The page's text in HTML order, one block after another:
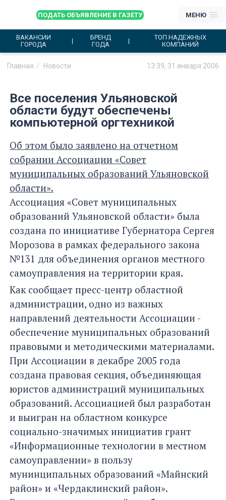
ПОДАТЬ ОБЪЯВЛЕНИЕ В ГАЗЕТУ МЕНЮ
ВАКАНСИИ
ГОРОДА
БРЕНД
ГОДА
ТОП НАДЕЖНЫХ
КОМПАНИЙ
Главная Новости 13:39, 31 января 2006
Все поселения Ульяновской
области будут обеспечены
компьютерной оргтехникой
Об этом было заявлено на отчетном
собрании Ассоциации «Совет
муниципальных образований Ульяновской
области».
Ассоциация «Совет муниципальных
образований Ульяновской области» была
создана по инициативе Губернатора Сергея
Морозова в рамках федерального закона
№131 для объединения органов местного
самоуправления на территории края.
Как сообщает пресс-центр областной
администрации, одно из важных
направлений деятельности Ассоциации -
обеспечение муниципальных образований
правовыми и методическими материалами.
При Ассоциации в декабре 2005 года
создана правовая секция, объединяющая
юристов администраций муниципальных
образований. Ассоциацией был разработан
и выигран на областном конкурсе
социально-значимых инициатив грант
«Информационные технологии в местном
самоуправлении» в пользу
мунинципальных образований «Майнский
район» и «Чердаклинский район».